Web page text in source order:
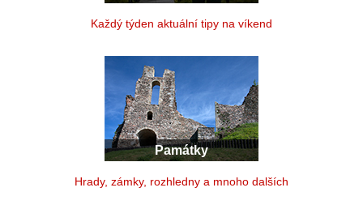
Každý týden aktuální tipy na víkend
Památky
Hrady, zámky, rozhledny a mnoho dalších